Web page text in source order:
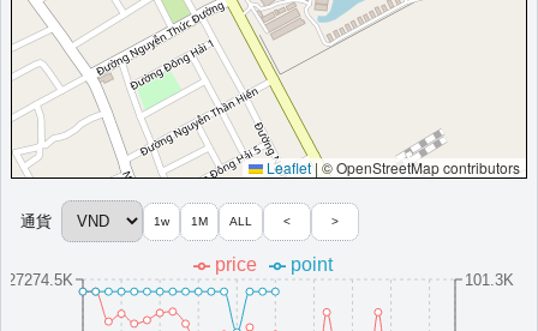
美しい庭園と海の景色が楽しめる。
ベトナムホイアン
開業:2024
年
最低価格目安:￥7,220,000
VND
Marriott Bonvoyで価格をみる
プラチナエリート特典：
ウェルカムギフト朝食選択可,ラウンジアクセス有
（一部ホテルラウンジ未設置）,客室アップグレード有（スイート含む）,M
その他情報：ノンヌオックビーチ隣接,大理石彫刻庭園
Leaflet| © OpenStreetMap contributors
27274.5K 101.3K
price point
通貨 1w 1M ALL < >